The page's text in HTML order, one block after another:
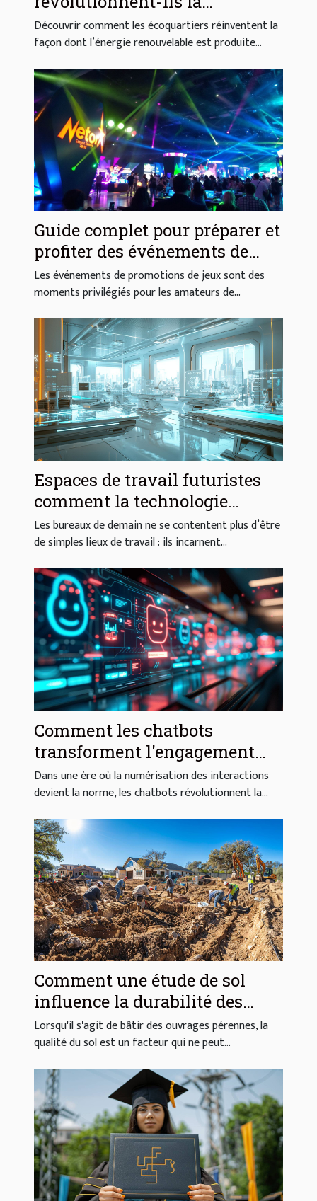
production d'énergie
renouvelable ?
Découvrir comment les écoquartiers réinventent la
façon dont l’énergie renouvelable est produite...
Guide complet pour préparer et
profiter des événements de
promotions de jeux
Les événements de promotions de jeux sont des
moments privilégiés pour les amateurs de...
Espaces de travail futuristes
comment la technologie
redéfinit les bureaux en 2023
Les bureaux de demain ne se contentent plus d’être
de simples lieux de travail : ils incarnent...
Comment les chatbots
transforment l'engagement
client et la gestion des services
Dans une ère où la numérisation des interactions
devient la norme, les chatbots révolutionnent la...
Comment une étude de sol
influence la durabilité des
constructions
Lorsqu'il s'agit de bâtir des ouvrages pérennes, la
qualité du sol est un facteur qui ne peut...